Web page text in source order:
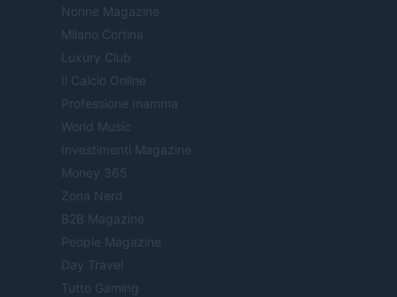
Nonne Magazine
Milano Cortina
Luxury Club
Il Calcio Online
Professione mamma
World Music
Investimenti Magazine
Money 365
Zona Nerd
B2B Magazine
People Magazine
Day Travel
Tutto Gaming